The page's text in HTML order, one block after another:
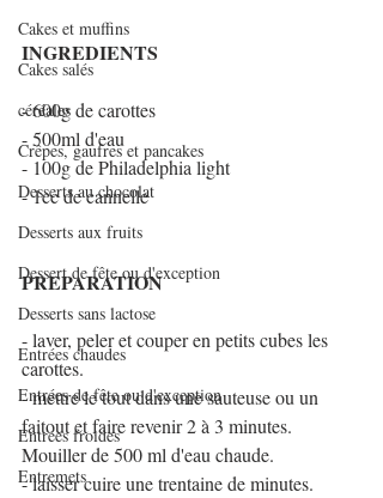
Cakes et muffins
Cakes salés
céréales
Crêpes, gaufres et pancakes
Desserts au chocolat
Desserts aux fruits
Dessert de fête ou d'exception
Desserts sans lactose
Entrées chaudes
Entrées de fête ou d'exception
Entrées froides
Entremets
INGREDIENTS
- 600g de carottes
- 500ml d'eau
- 100g de Philadelphia light
- 1cc de cannelle
PREPARATION
- laver, peler et couper en petits cubes les
carottes.
- mettre le tout dans une sauteuse ou un
faitout et faire revenir 2 à 3 minutes.
Mouiller de 500 ml d'eau chaude.
- laisser cuire une trentaine de minutes.